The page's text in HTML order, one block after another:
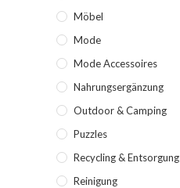
Möbel
Mode
Mode Accessoires
Nahrungsergänzung
Outdoor & Camping
Puzzles
Recycling & Entsorgung
Reinigung